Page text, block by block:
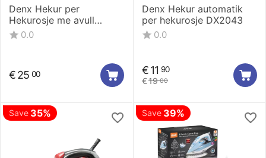
Denx Hekur per
Hekurosje me avull
DX3002
0.0
€25 00
Denx Hekur automatik
per hekurosje DX2043
0.0
€19 00
€11 90
Save 35% Save 39%